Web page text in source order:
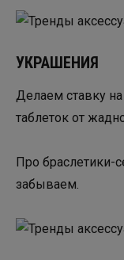
УКРАШЕНИЯ
Делаем ставку
таблеток от
Про браслетики-
забываем.